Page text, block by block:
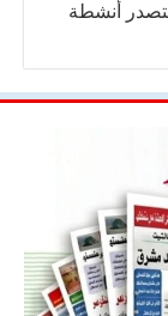
350 طليعًا تتصدر أنشطة